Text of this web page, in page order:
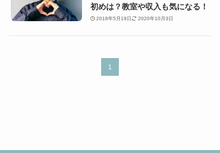
初めは？教室や収入も気になる！
2018年5月19日 2020年10月3日
1